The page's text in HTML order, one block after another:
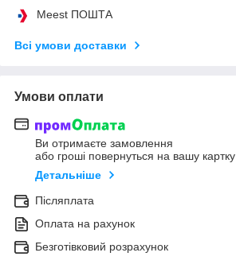
Meest ПОШТА
Всі умови доставки
Умови оплати
Ви отримаєте замовлення
або гроші повернуться на вашу картку
Детальніше
Післяплата
Оплата на рахунок
Безготівковий розрахунок